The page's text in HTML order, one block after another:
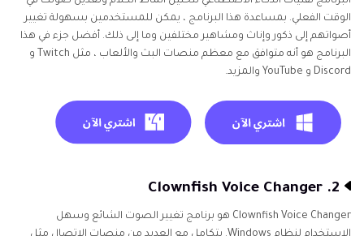
الوقت الفعلي. بمساعدة هذا البرنامج ، يمكن للمستخدمين بسهولة تغيير
أصواتهم إلى ذكور وإناث ومشاهير مختلفين وما إلى ذلك. أفضل جزء في هذا
البرنامج هو أنه متوافق مع معظم منصات البث والألعاب ، مثل Twitch و
Discord و YouTube والمزيد.
2. Clownfish Voice Changer
Clownfish Voice Changer هو برنامج تغيير الصوت الشائع وسهل